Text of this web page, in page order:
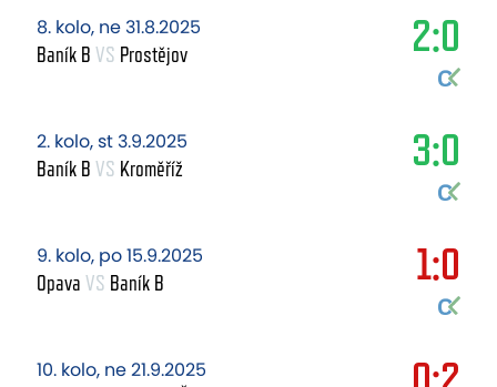
8. kolo, ne 31.8.2025
Baník B VS Prostějov 2:0
2. kolo, st 3.9.2025
Baník B VS Kroměříž 3:0
9. kolo, po 15.9.2025
Opava VS Baník B 1:0
10. kolo, ne 21.9.2025